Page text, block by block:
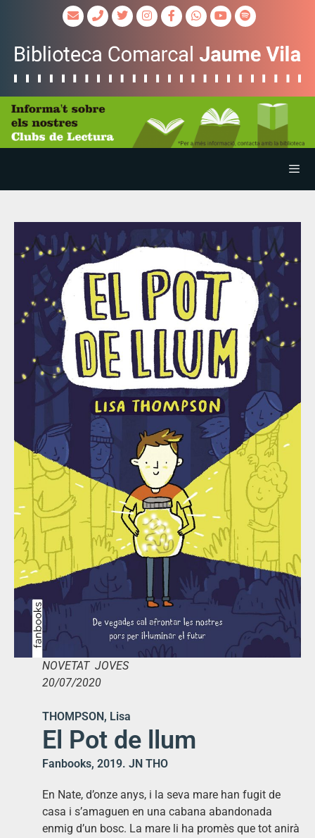
NOVETAT JOVES
20/07/2020
THOMPSON, Lisa
El Pot de llum
Fanbooks, 2019. JN THO
En Nate, d’onze anys, i la seva mare han fugit de
casa i s’amaguen en una cabana abandonada
enmig d’un bosc. La mare li ha promès que tot anirà